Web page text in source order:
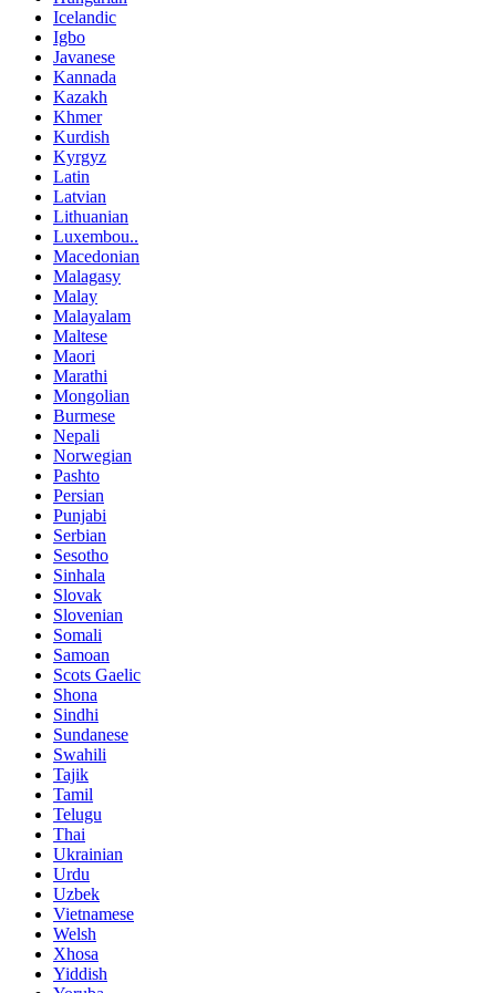
Icelandic
Igbo
Javanese
Kannada
Kazakh
Khmer
Kurdish
Kyrgyz
Latin
Latvian
Lithuanian
Luxembou..
Macedonian
Malagasy
Malay
Malayalam
Maltese
Maori
Marathi
Mongolian
Burmese
Nepali
Norwegian
Pashto
Persian
Punjabi
Serbian
Sesotho
Sinhala
Slovak
Slovenian
Somali
Samoan
Scots Gaelic
Shona
Sindhi
Sundanese
Swahili
Tajik
Tamil
Telugu
Thai
Ukrainian
Urdu
Uzbek
Vietnamese
Welsh
Xhosa
Yiddish